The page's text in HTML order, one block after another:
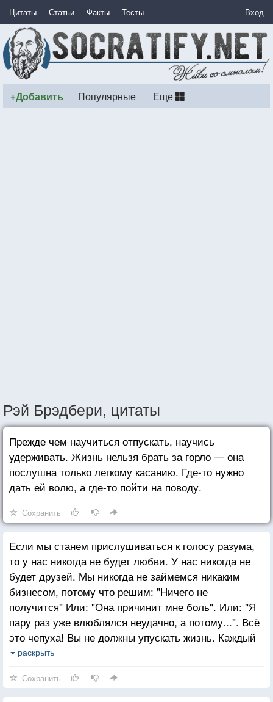
Цитаты Статьи Факты Тесты Вход
+Добавить Популярные Еще
Рэй Брэдбери, цитаты
Прежде чем научиться отпускать, научись
удерживать. Жизнь нельзя брать за горло — она
послушна только легкому касанию. Где-то нужно
дать ей волю, а где-то пойти на поводу.
Сохранить
Если мы станем прислушиваться к голосу разума,
то у нас никогда не будет любви. У нас никогда не
будет друзей. Мы никогда не займемся никаким
бизнесом, потому что решим: "Ничего не
получится" Или: "Она причинит мне боль". Или: "Я
пару раз уже влюблялся неудачно, а потому...". Всё
это чепуха! Вы не должны упускать жизнь. Каждый
раз прыгайте с утеса и, пока летите вниз,
раскрыть
Сохранить